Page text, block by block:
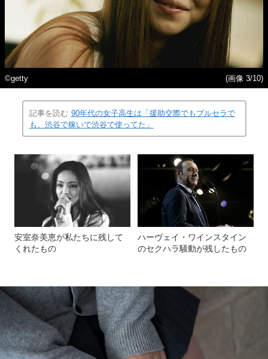
©getty (画像 3/10)
記事を読む 90年代の女子高生は「援助交際でもブルセラで
も、渋谷で稼いで渋谷で使ってた」
安室奈美恵が私たちに残して
くれたもの
ハーヴェイ・ワインスタイン
のセクハラ騒動が残したもの